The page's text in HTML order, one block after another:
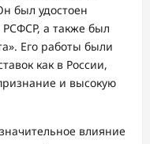
был удостоен
РСФСР, а также был
Его работы были
как в России,
и высокую
влияние